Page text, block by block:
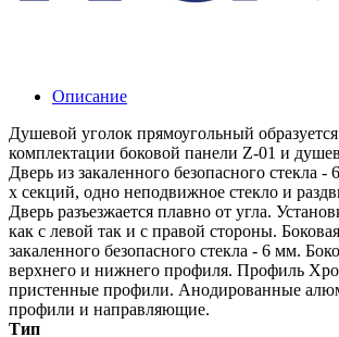
Описание
Душевой уголок прямоугольный
комплектации боковой панели Z-01 и
Дверь из закаленного безопасного стекла
х секций, одно неподвижное стекло и
Дверь разъезжается плавно от угла.
как с левой так и с правой стороны.
закаленного безопасного стекла - 6 мм.
верхнего и нижнего профиля. Профиль
пристенные профили. Анодированные
профили и направляющие.
Тип